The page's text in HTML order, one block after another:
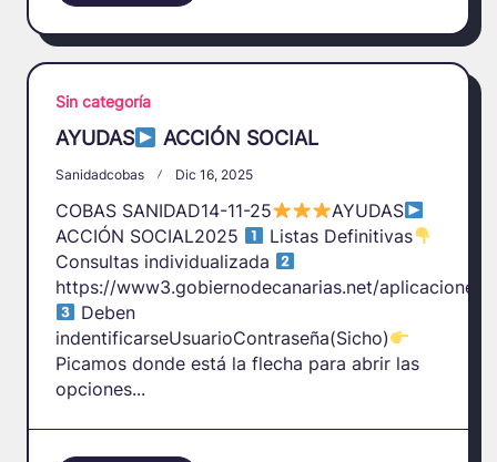
Sin categoría
AYUDAS ACCIÓN SOCIAL
Sanidadcobas Dic 16, 2025
COBAS SANIDAD14-11-25
AYUDAS
ACCIÓN SOCIAL2025
Listas Definitivas
Consultas individualizada
https://www3.gobiernodecanarias.net/aplicaciones/
Deben
indentificarseUsuarioContraseña(Sicho)
Picamos donde está la flecha para abrir las
opciones...